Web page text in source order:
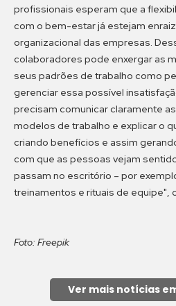
profissionais esperam que a
com o bem-estar já estejam
organizacional das empresas.
colaboradores pode enxergar as
seus padrões de trabalho como
gerenciar essa possível
precisam comunicar claramente
modelos de trabalho e explicar o
criando benefícios e assim
com que as pessoas vejam
passam no escritório – por
treinamentos e rituais de equipe",
Foto: Freepik
Ver mais notícias